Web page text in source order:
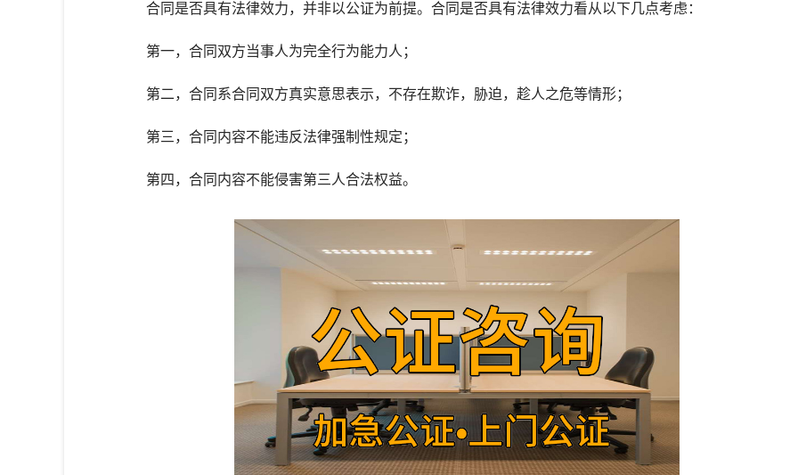
合同是否具有法律效力，并非以公证为前提。合同是否具有法律效力看从以下几点考虑：
第一，合同双方当事人为完全行为能力人；
第二，合同系合同双方真实意思表示，不存在欺诈，胁迫，趁人之危等情形；
第三，合同内容不能违反法律强制性规定；
第四，合同内容不能侵害第三人合法权益。